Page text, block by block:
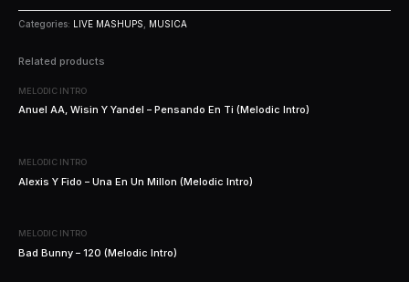
Categories: LIVE MASHUPS, MUSICA
Related products
MELODIC INTRO
Anuel AA, Wisin Y Yandel – Pensando En Ti (Melodic Intro)
MELODIC INTRO
Alexis Y Fido – Una En Un Millon (Melodic Intro)
MELODIC INTRO
Bad Bunny – 120 (Melodic Intro)